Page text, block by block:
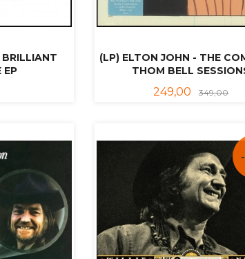
EP
(LP) ELTON JOHN - THE
THOM BELL
Tilbud
249,00 349,00